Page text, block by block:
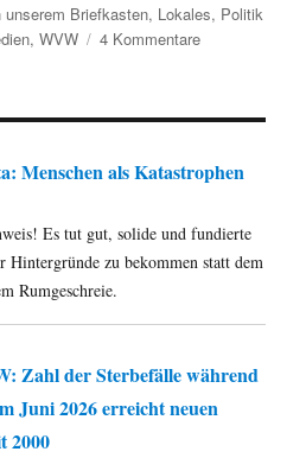
unserem Briefkasten, Lokales, Politik
,WVW 4 Kommentarezu
der
Gruppe:
Chance
braune
Schreiber?
Menschen als Katastrophen
Es tut gut, solide und fundierte
Hintergründe zu bekommen statt dem
Rumgeschreie.
Zahl der Sterbefälle während
Juni 2026 erreicht neuen
2000